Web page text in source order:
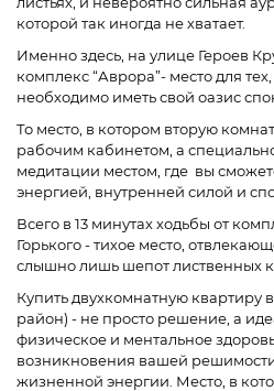
которой так иногда не хватает.
Именно здесь, на улице Героев
комплекс “Аврора”- место для
необходимо иметь свой оазис
То место, в котором вторую
рабочим кабинетом, а
медитации местом, где вы
энергией, внутренней силой и
Всего в 13 минутах ходьбы от
Горького - тихое место,
слышно лишь шепот лиственных
Купить двухкомнатную квартиру
район) - не просто решение, а
физическое и ментальное
возникновения вашей
жизненной энергии. Место, в